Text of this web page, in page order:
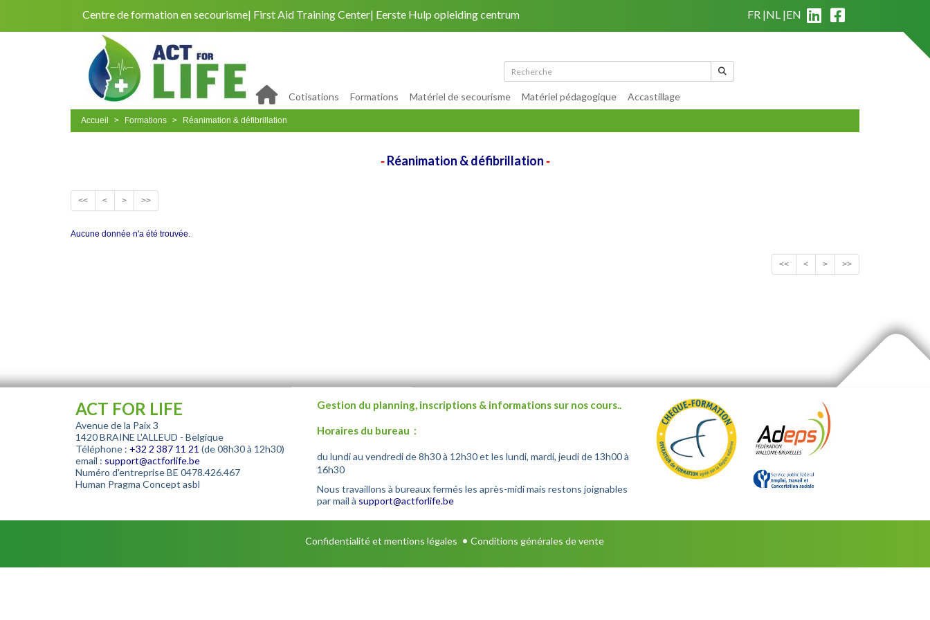
Centre de formation en secourisme First Aid Training Center Eerste Hulp opleiding centrum FR NL EN
Cotisations Formations Matériel de secourisme Matériel pédagogique Accastillage
Accueil Formations Réanimation & défibrillation
-Réanimation & défibrillation -
<< < > >>
Aucune donnée n'a été trouvée.
<< < > >>
ACT FOR LIFE
Avenue de la Paix 3
1420 BRAINE L'ALLEUD - Belgique
Téléphone : +32 2 387 11 21 (de 08h30 à 12h30)
email : support@actforlife.be
Numéro d'entreprise BE 0478.426.467
Human Pragma Concept asbl
Gestion du planning, inscriptions & informations sur nos cours..
Horaires du bureau :
du lundi au vendredi de 8h30 à 12h30 et les lundi, mardi, jeudi de 13h00 à
16h30
Nous travaillons à bureaux fermés les après-midi mais restons joignables
par mail à support@actforlife.be
Confidentialité et mentions légales • Conditions générales de vente